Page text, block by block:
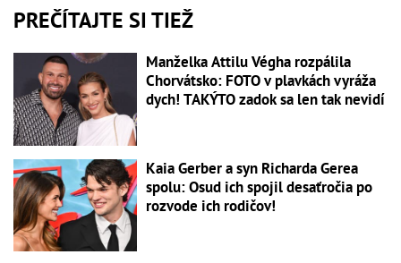
PREČÍTAJTE SI TIEŽ
Manželka Attilu Végha rozpálila
Chorvátsko: FOTO v plavkách vyráža
dych! TAKÝTO zadok sa len tak nevidí
Kaia Gerber a syn Richarda Gerea
spolu: Osud ich spojil desaťročia po
rozvode ich rodičov!